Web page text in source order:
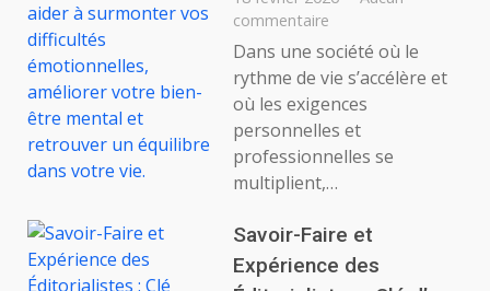
commentaire
Quand
consulter
un
thérapeute
peut
aider
Dans une société où le
rythme de vie s’accélère et
où les exigences
personnelles et
professionnelles se
multiplient,…
Savoir-Faire et
Expérience des